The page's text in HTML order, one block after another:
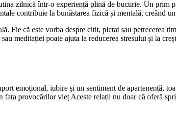
zilnică într-o experiență plină de bucurie. Un prim
contribuie la bunăstarea fizică și mentală, creând
Fie că este vorba despre citit, pictat sau petrecerea
meditației poate ajuta la reducerea stresului și la
emoțional, iubire și un sentiment de apartenență,
provocărilor vieț Aceste relații nu doar că oferă